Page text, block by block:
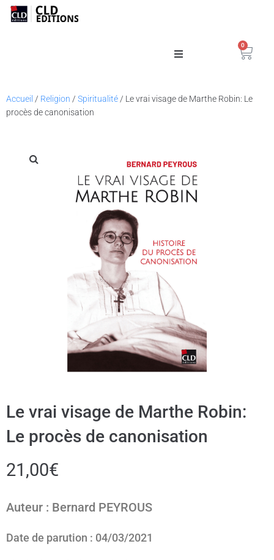
La Maison
0
Accueil / Religion / Spiritualité / Le vrai visage de Marthe Robin: Le
procès de canonisation
Le vrai visage de Marthe Robin:
Le procès de canonisation
21,00€
Auteur : Bernard PEYROUS
Date de parution : 04/03/2021